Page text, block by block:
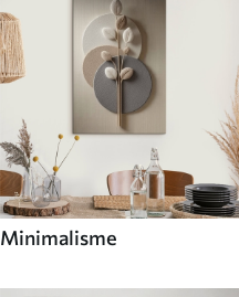
Minimalisme